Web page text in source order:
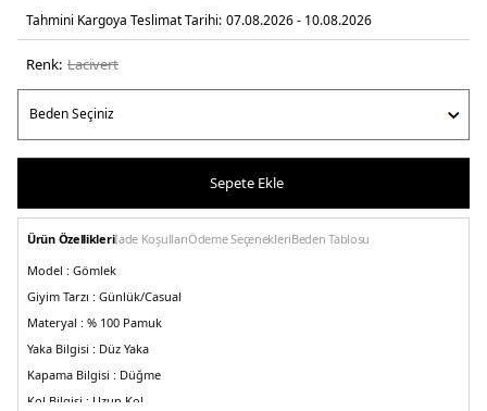
Tahmini Kargoya Teslimat Tarihi: 07.08.2026 - 10.08.2026
Renk: laci̇vert
Sepete Ekle
Ürün Özellikleriİade KoşullarıÖdeme SeçenekleriBeden Tablosu
Model : Gömlek
Giyim Tarzı : Günlük/Casual
Materyal : % 100 Pamuk
Yaka Bilgisi : Düz Yaka
Kapama Bilgisi : Düğme
Kol Bilgisi : Uzun Kol